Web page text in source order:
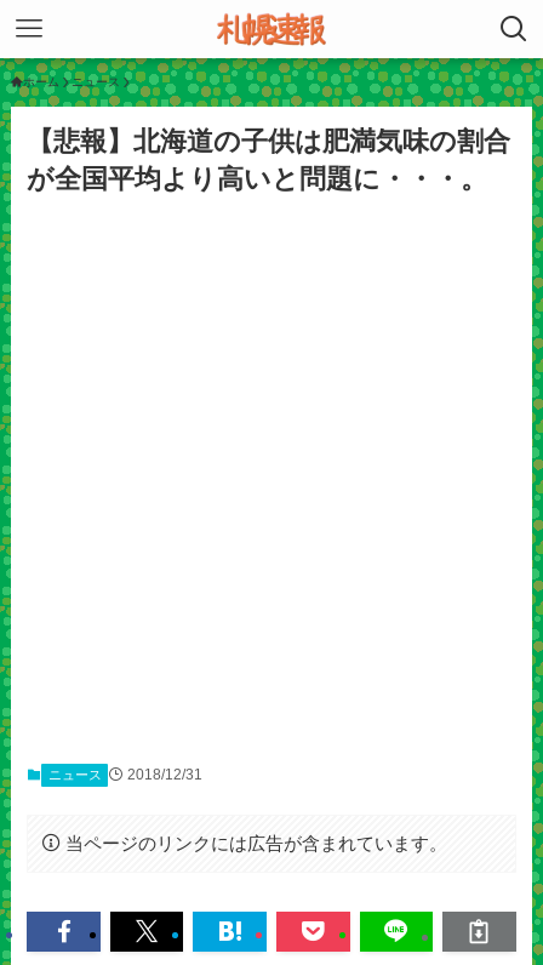
ホーム ニュース
【悲報】北海道の子供は肥満気味の割合
が全国平均より高いと問題に・・・。
ニュース 2018/12/31
当ページのリンクには広告が含まれています。